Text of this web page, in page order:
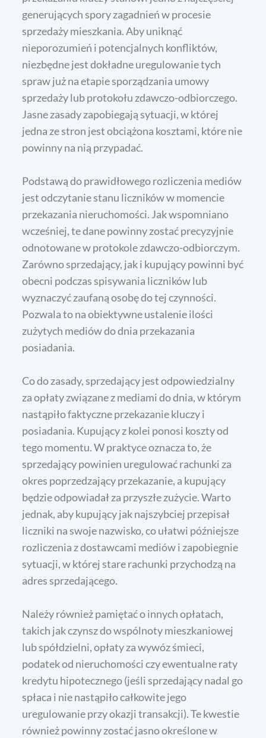
generujących spory zagadnień w procesie
sprzedaży mieszkania. Aby uniknąć
nieporozumień i potencjalnych konfliktów,
niezbędne jest dokładne uregulowanie tych
spraw już na etapie sporządzania umowy
sprzedaży lub protokołu zdawczo-odbiorczego.
Jasne zasady zapobiegają sytuacji, w której
jedna ze stron jest obciążona kosztami, które nie
powinny na nią przypadać.
Podstawą do prawidłowego rozliczenia mediów
jest odczytanie stanu liczników w momencie
przekazania nieruchomości. Jak wspomniano
wcześniej, te dane powinny zostać precyzyjnie
odnotowane w protokole zdawczo-odbiorczym.
Zarówno sprzedający, jak i kupujący powinni być
obecni podczas spisywania liczników lub
wyznaczyć zaufaną osobę do tej czynności.
Pozwala to na obiektywne ustalenie ilości
zużytych mediów do dnia przekazania
posiadania.
Co do zasady, sprzedający jest odpowiedzialny
za opłaty związane z mediami do dnia, w którym
nastąpiło faktyczne przekazanie kluczy i
posiadania. Kupujący z kolei ponosi koszty od
tego momentu. W praktyce oznacza to, że
sprzedający powinien uregulować rachunki za
okres poprzedzający przekazanie, a kupujący
będzie odpowiadał za przyszłe zużycie. Warto
jednak, aby kupujący jak najszybciej przepisał
liczniki na swoje nazwisko, co ułatwi późniejsze
rozliczenia z dostawcami mediów i zapobiegnie
sytuacji, w której stare rachunki przychodzą na
adres sprzedającego.
Należy również pamiętać o innych opłatach,
takich jak czynsz do wspólnoty mieszkaniowej
lub spółdzielni, opłaty za wywóz śmieci,
podatek od nieruchomości czy ewentualne raty
kredytu hipotecznego (jeśli sprzedający nadal go
spłaca i nie nastąpiło całkowite jego
uregulowanie przy okazji transakcji). Te kwestie
również powinny zostać jasno określone w